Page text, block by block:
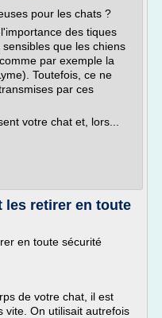
pour les chats ?
des tiques
que les chiens
par exemple la
Toutefois, ce ne
par ces
votre chat et, lors...
les retirer en toute
en toute sécurité
de votre chat, il est
vite. On utilisait autrefois